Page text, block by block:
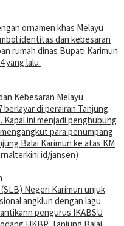
Kebesaran Melayu